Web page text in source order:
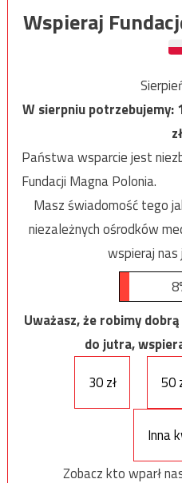
Wspieraj
W sierpniu potrzebujemy:
Państwa wsparcie jest
Fundacji Magna Polonia.
Masz świadomość tego
niezależnych ośrodków
wspieraj
Uważasz, że robimy
do jutra,
30 zł
50
Inna
Zobacz kto wparł